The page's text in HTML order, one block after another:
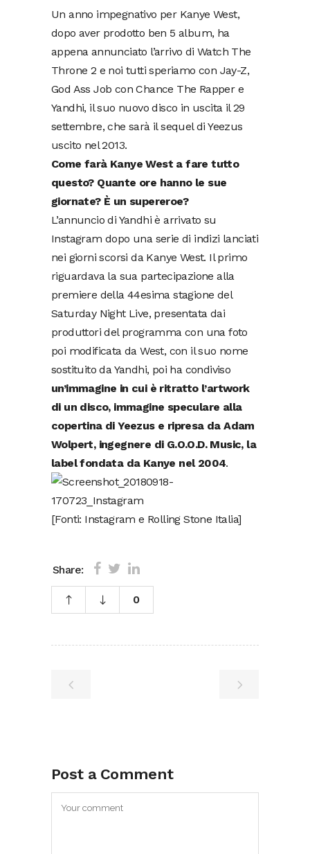
Un anno impegnativo per Kanye West,
dopo aver prodotto ben 5 album, ha
appena annunciato l’arrivo di Watch The
Throne 2 e noi tutti speriamo con Jay-Z,
God Ass Job con Chance The Rapper e
Yandhi, il suo nuovo disco in uscita il 29
settembre, che sarà il sequel di Yeezus
uscito nel 2013.
Come farà Kanye West a fare tutto
questo? Quante ore hanno le sue
giornate? È un supereroe?
L’annuncio di Yandhi è arrivato su
Instagram dopo una serie di indizi lanciati
nei giorni scorsi da Kanye West. Il primo
riguardava la sua partecipazione alla
premiere della 44esima stagione del
Saturday Night Live, presentata dai
produttori del programma con una foto
poi modificata da West, con il suo nome
sostituito da Yandhi, poi ha condiviso
un’immagine in cui è ritratto l’artwork
di un disco, immagine speculare alla
copertina di Yeezus e ripresa da Adam
Wolpert, ingegnere di G.O.O.D. Music, la
label fondata da Kanye nel 2004.
[Fonti: Instagram e Rolling Stone Italia]
Share:
0
Post a Comment